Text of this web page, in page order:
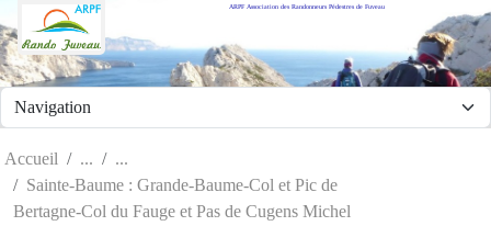
ARPF Association des Randonneurs Pédestres de Fuveau
Accueil
Sainte-Baume : Grande-Baume-Col et Pic de
Bertagne-Col du Fauge et Pas de Cugens Michel
Panneau de gestion des cookies